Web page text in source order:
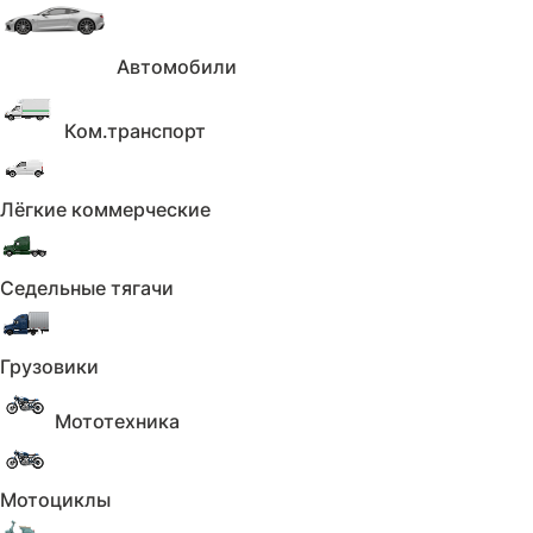
Автомобили
Ком.транспорт
Лёгкие коммерческие
Седельные тягачи
Грузовики
Мототехника
Мотоциклы
Растаможивание
Всего 16 пунктов
Получить отчёт